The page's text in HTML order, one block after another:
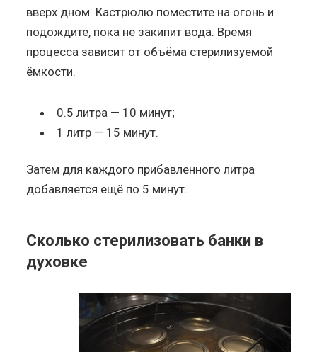
вверх дном. Кастрюлю поместите на огонь и
подождите, пока не закипит вода. Время
процесса зависит от объёма стерилизуемой
ёмкости.
0.5 литра — 10 минут;
1 литр — 15 минут.
Затем для каждого прибавленного литра
добавляется ещё по 5 минут.
Сколько стерилизовать банки в
духовке